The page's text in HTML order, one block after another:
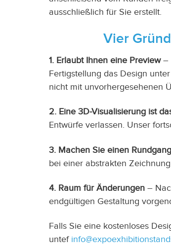
ausschließlich für Sie erstellt.
Vier
1. Erlaubt Ihnen eine Preview–
Fertigstellung das Design
nicht mit unvorhergesehenen
2. Eine 3D-Visualisierung ist
Entwürfe verlassen. Unser
3. Machen Sie einen Rundgang
bei einer abstrakten
4. Raum für Änderungen –
endgültigen Gestaltung
Falls Sie eine kostenloses
untef